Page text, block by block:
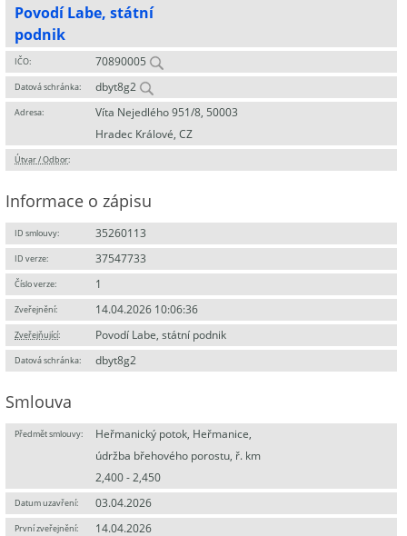
Povodí Labe, státní
podnik
IČO: 70890005
Datová schránka: dbyt8g2
Adresa:
Víta Nejedlého 951/8, 50003
Hradec Králové, CZ
Útvar / Odbor:
Informace o zápisu
ID smlouvy: 35260113
ID verze: 37547733
Číslo verze: 1
Zveřejnění: 14.04.2026 10:06:36
Zveřejňující: Povodí Labe, státní podnik
Datová schránka: dbyt8g2
Smlouva
Předmět smlouvy:
Heřmanický potok, Heřmanice,
údržba břehového porostu, ř. km
2,400 - 2,450
Datum uzavření: 03.04.2026
První zveřejnění: 14.04.2026